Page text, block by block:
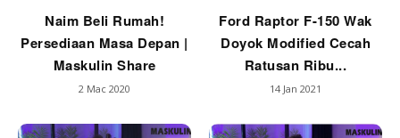
Naim Beli Rumah!
Persediaan Masa Depan |
Maskulin Share
2 Mac 2020
Ford Raptor F-150 Wak
Doyok Modified Cecah
Ratusan Ribu...
14 Jan 2021